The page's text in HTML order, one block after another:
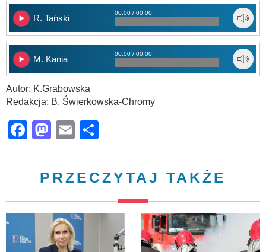
R. Tański
00:00 / 00:00
M. Kania
00:00 / 00:00
Autor: K.Grabowska
Redakcja: B. Świerkowska-Chromy
Facebook
Mastodon
Email
PRZECZYTAJ TAKŻE